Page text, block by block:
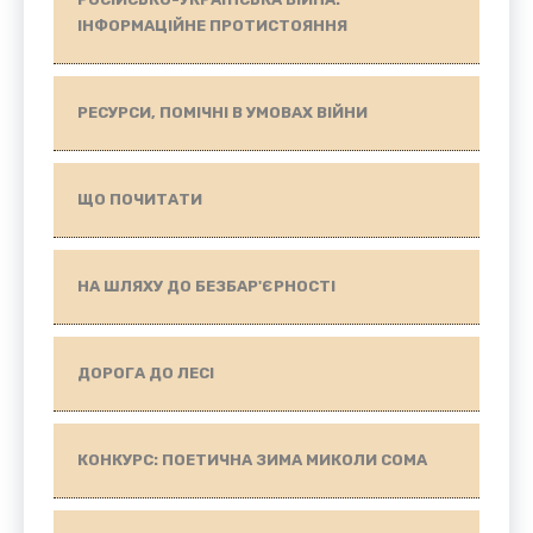
ІНФОРМАЦІЙНЕ ПРОТИСТОЯННЯ
РЕСУРСИ, ПОМІЧНІ В УМОВАХ ВІЙНИ
ЩО ПОЧИТАТИ
НА ШЛЯХУ ДО БЕЗБАР'ЄРНОСТІ
ДОРОГА ДО ЛЕСІ
КОНКУРС: ПОЕТИЧНА ЗИМА МИКОЛИ СОМА